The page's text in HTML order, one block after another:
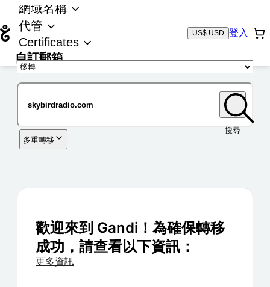
網域名稱
代管
Certificates
自訂郵箱
US$ USD 登入
搜尋
多重轉移
歡迎來到 Gandi！為確保轉移
成功，請查看以下資訊：
更多資訊